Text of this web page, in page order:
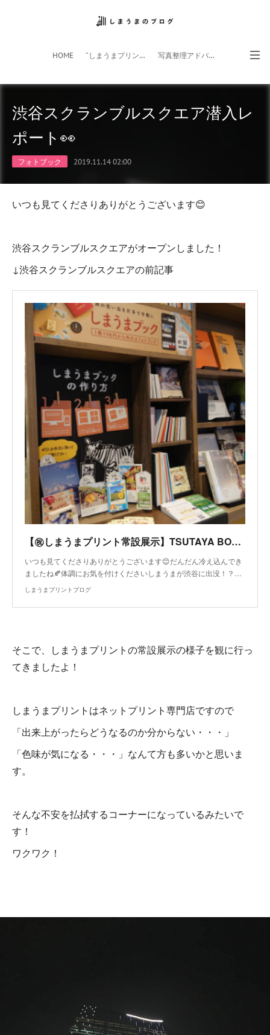
HOME ”しまうまプリント”サイト 写真整理アドバイザー
フォトライフ応援団 スマホアプリ
渋谷スクランブルスクエア潜入レ
ポート👀
フォトブック 2019.11.14 02:00
いつも見てくださりありがとうございます😊
渋谷スクランブルスクエアがオープンしました！
↓渋谷スクランブルスクエアの前記事
【㊗しまうまプリント常設展示】TSUTAYA BOOKSTORE 渋谷スクランブルスクエア
いつも見てくださりありがとうございます😊だんだん冷え込んでき
ましたね🍂体調にお気を付けくださいしまうまが渋谷に出没！？…
しまうまプリントブログ
そこで、しまうまプリントの常設展示の様子を観に行っ
てきましたよ！
しまうまプリントはネットプリント専門店ですので
「出来上がったらどうなるのか分からない・・・」
「色味が気になる・・・」なんて方も多いかと思いま
す。
そんな不安を払拭するコーナーになっているみたいで
す！
ワクワク！